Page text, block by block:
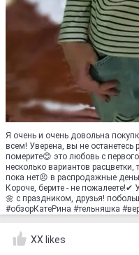
Я очень и очень довольна
всем! Уверена, вы не останетесь
померите😊 это любовь с
несколько вариантов
пока нет😣 в распродажные
Короче, берите - не пожалеете!✔
🌼 с праздником, друзья!
#обзорКатеРина #тельняшка
XX likes